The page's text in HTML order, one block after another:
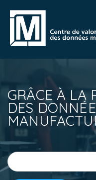
GRÂCE À LA
DES